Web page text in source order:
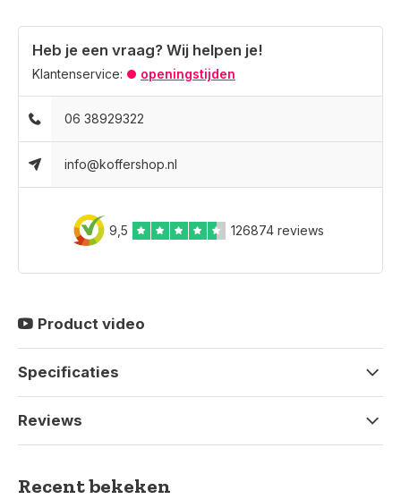
Heb je een vraag? Wij helpen je!
Klantenservice: openingstijden
06 38929322
info@koffershop.nl
9,5 126874 reviews
Product video
Specificaties
Reviews
Recent bekeken